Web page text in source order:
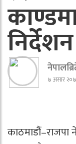
निर्देशन
७ असार